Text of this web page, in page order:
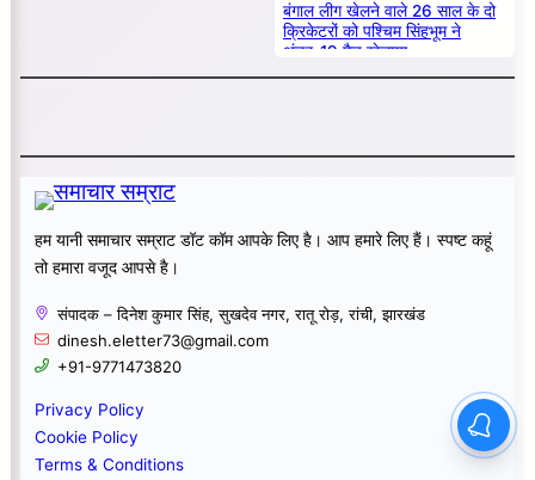
बंगाल लीग खेलने वाले 26 साल के दो
क्रिकेटरों को पश्चिम सिंहभूम ने
अंडर-19 मैच खेलाया
हम यानी समाचार सम्राट डॉट कॉम आपके लिए है। आप हमारे लिए हैं। स्पष्ट कहूं
तो हमारा वजूद आपसे है।
संपादक – दिनेश कुमार सिंह, सुखदेव नगर, रातू रोड़, रांची, झारखंड
dinesh.eletter73@gmail.com
+91-9771473820
Privacy Policy
Cookie Policy
Terms & Conditions